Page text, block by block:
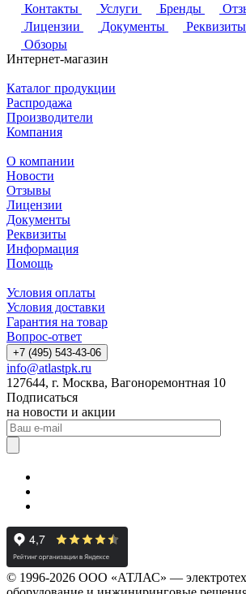
Контакты
Услуги Бренды
Лицензии
Документы Реквизиты
Обзоры
Интернет-магазин
Каталог продукции
Распродажа
Производители
Компания
О компании
Новости
Отзывы
Лицензии
Документы
Реквизиты
Информация
Помощь
Условия оплаты
Условия доставки
Гарантия на товар
Вопрос-ответ
+7 (495) 543-43-06
info@atlastpk.ru
127644, г. Москва, Вагоноремонтная 10
Подписаться
на новости и акции
© 1996-2026 ООО «АТЛАС» —